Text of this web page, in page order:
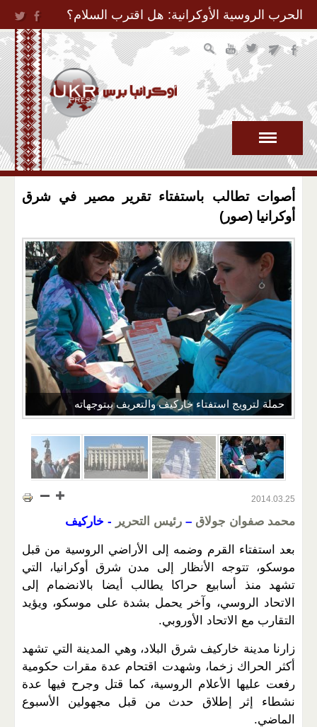
Jump to Navigation
الحرب الروسية الأوكرانية: هل اقترب السلام؟
أصوات تطالب باستفتاء تقرير مصير في شرق
أوكرانيا (صور)
حملة لترويج استفتاء خاركيف والتعريف ببتوجهاته
2014.03.25
محمد صفوان جولاق – رئيس التحرير - خاركيف
بعد استفتاء القرم وضمه إلى الأراضي الروسية من قبل
موسكو، تتوجه الأنظار إلى مدن شرق أوكرانيا، التي
تشهد منذ أسابيع حراكا يطالب أيضا بالانضمام إلى
الاتحاد الروسي، وآخر يحمل بشدة على موسكو، ويؤيد
التقارب مع الاتحاد الأوروبي.
زارنا مدينة خاركيف شرق البلاد، وهي المدينة التي تشهد
أكثر الحراك زخما، وشهدت اقتحام عدة مقرات حكومية
رفعت عليها الأعلام الروسية، كما قتل وجرح فيها عدة
نشطاء إثر إطلاق حدث من قبل مجهولين الأسبوع
الماضي.